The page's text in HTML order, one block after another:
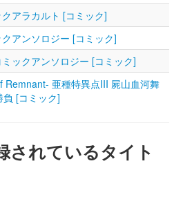
アラカルト [コミック]
アンソロジー [コミック]
ックアンソロジー [コミック]
Remnant- 亜種特異点III 屍山血河舞
[コミック]
されているタイト